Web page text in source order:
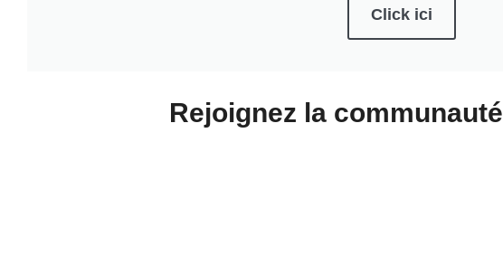
Click ici
Rejoignez la communauté